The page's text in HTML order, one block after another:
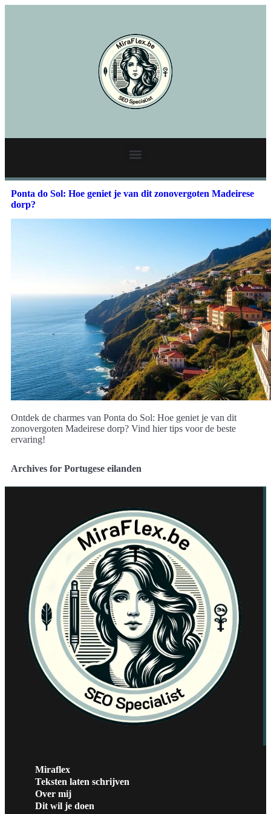
Ponta do Sol: Hoe geniet je van dit zonovergoten Madeirese
dorp?
Ontdek de charmes van Ponta do Sol: Hoe geniet je van dit
zonovergoten Madeirese dorp? Vind hier tips voor de beste
ervaring!
Archives for Portugese eilanden
Miraflex
Teksten laten schrijven
Over mij
Dit wil je doen